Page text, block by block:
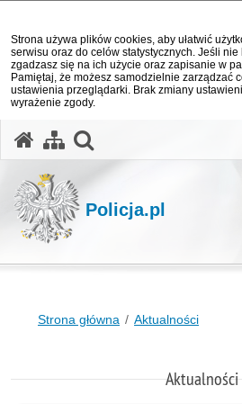
Strona używa plików cookies, aby ułatwić
serwisu oraz do celów statystycznych. Jeśli
zgadzasz się na ich użycie oraz zapisanie w
Pamiętaj, że możesz samodzielnie zarządzać
ustawienia przeglądarki. Brak zmiany
wyrażenie zgody.
Policja.pl
Strona główna Aktualności
Aktualności